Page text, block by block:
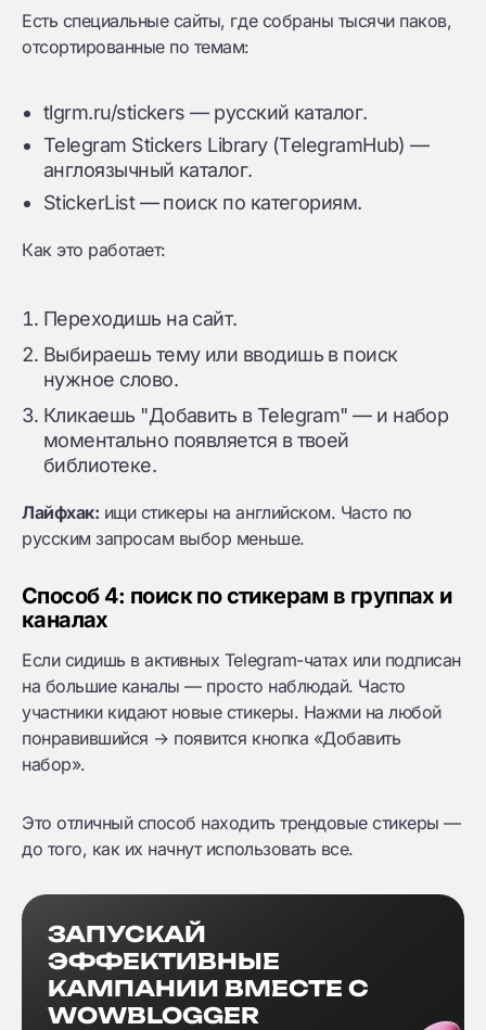
Есть специальные сайты, где собраны тысячи паков,
отсортированные по темам:
tlgrm.ru/stickers — русский каталог.
Telegram Stickers Library (TelegramHub) —
англоязычный каталог.
StickerList — поиск по категориям.
Как это работает:
Переходишь на сайт.
Выбираешь тему или вводишь в поиск
нужное слово.
Кликаешь "Добавить в Telegram" — и набор
моментально появляется в твоей
библиотеке.
Лайфхак: ищи стикеры на английском. Часто по
русским запросам выбор меньше.
Способ 4: поиск по стикерам в группах и
каналах
Если сидишь в активных Telegram-чатах или подписан
на большие каналы — просто наблюдай. Часто
участники кидают новые стикеры. Нажми на любой
понравившийся → появится кнопка «Добавить
набор».
Это отличный способ находить трендовые стикеры —
до того, как их начнут использовать все.
ЗАПУСКАЙ
ЭФФЕКТИВНЫЕ
КАМПАНИИ ВМЕСТЕ С
WOWBLOGGER